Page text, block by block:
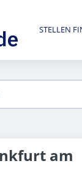
STELLEN
am